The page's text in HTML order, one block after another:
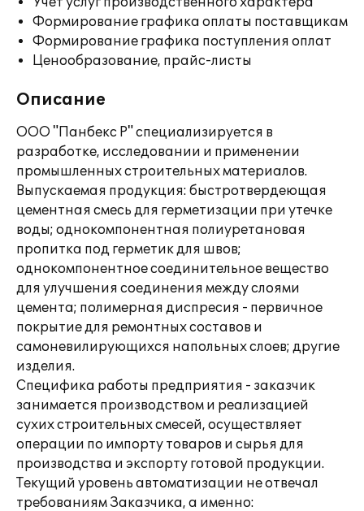
Формирование графика оплаты поставщикам
Формирование графика поступления оплат
Ценообразование, прайс-листы
Описание
ООО "Панбекс Р" специализируется в
разработке, исследовании и применении
промышленных строительных материалов.
Выпускаемая продукция: быстротвердеющая
цементная смесь для герметизации при утечке
воды; однокомпонентная полиуретановая
пропитка под герметик для швов;
однокомпонентное соединительное вещество
для улучшения соединения между слоями
цемента; полимерная диспресия - первичное
покрытие для ремонтных составов и
самоневилирующихся напольных слоев; другие
изделия.
Специфика работы предприятия - заказчик
занимается производством и реализацией
сухих строительных смесей, осуществляет
операции по импорту товаров и сырья для
производства и экспорту готовой продукции.
Текущий уровень автоматизации не отвечал
требованиям Заказчика, а именно: